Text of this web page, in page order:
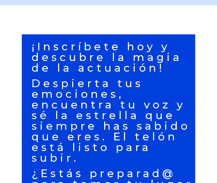
¡Inscríbete hoy y
descubre la magia
de la actuación!
Despierta tus
emociones,
encuentra tu voz y
sé la estrella que
siempre has sabido
que eres. El telón
está listo para
subir.
¿Estás preparad@